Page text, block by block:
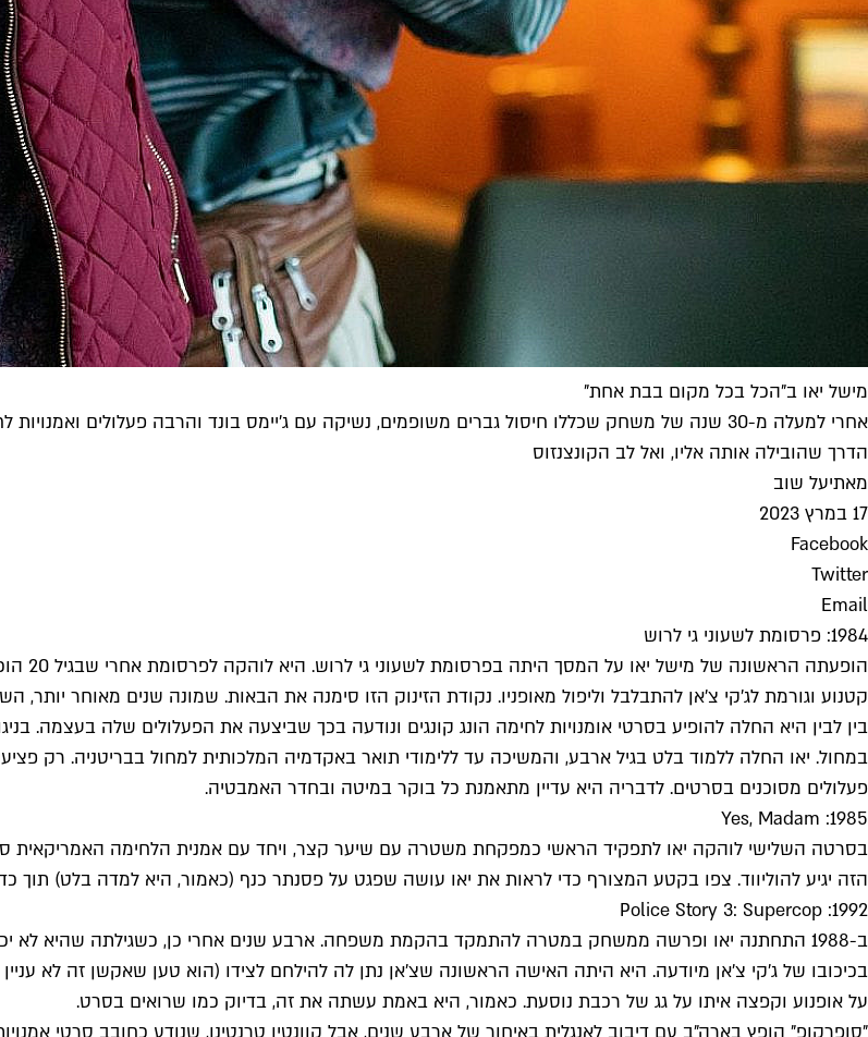
מישל יאו ב"הכל בכל מקום בבת אחת"
אחרי למעלה מ-30 שנה של משחק שכללו חיסול גברים משופמים, נשיקה עם ג'יימס בונד והרבה פעלולים
הדרך שהובילה אותה אליו, ואל לב הקונצנזוס
מאתיעל שוב
17 במרץ 2023
Facebook
Twitter
Email
1984: פרסומת לשעוני גי לרוש
קטנוע וגורמת לג'קי צ'אן להתבלבל וליפול מאופניו. נקודת הזינוק הזו סימנה את הבאות. שמונה שנים מאוחר יותר,
בין לבין היא החלה להופיע בסרטי אומנויות לחימה הונג קונגים ונודעה בכך שביצעה את הפעלולים שלה בעצמה.
במחול. יאו החלה ללמוד בלט בגיל ארבע, והמשיכה עד ללימודי תואר באקדמיה המלכותית למחול בבריטניה. רק
פעלולים מסוכנים בסרטים. לדבריה היא עדיין מתאמנת כל בוקר במיטה ובחדר האמבטיה.
1985: Yes, Madam
בסרטה השלישי לוהקה יאו לתפקיד הראשי כמפקחת משטרה עם שיער קצר, ויחד עם אמנית הלחימה האמריקאית
הזה יגיע להוליווד. צפו בקטע המצורף כדי לראות את יאו עושה שפגט על פסנתר כנף (כאמור, היא למדה בלט)
1992: Police Story 3: Supercop
ב-1988 התחתנה יאו ופרשה ממשחק במטרה להתמקד בהקמת משפחה. ארבע שנים אחרי כן, כשגילתה שהיא
בכיכובו של ג'קי צ'אן מיודעה. היא היתה האישה הראשונה שצ'אן נתן לה להילחם לצידו (הוא טען שאקשן זה לא
על אופנוע וקפצה איתו על גג של רכבת נוסעת. כאמור, היא באמת עשתה את זה, בדיוק כמו שרואים בסרט.